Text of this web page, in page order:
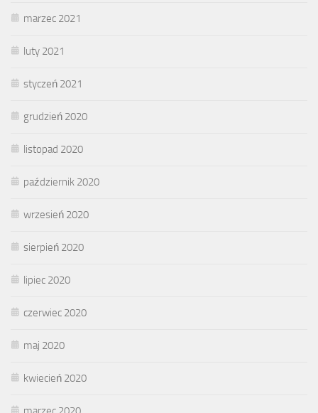
marzec 2021
luty 2021
styczeń 2021
grudzień 2020
listopad 2020
październik 2020
wrzesień 2020
sierpień 2020
lipiec 2020
czerwiec 2020
maj 2020
kwiecień 2020